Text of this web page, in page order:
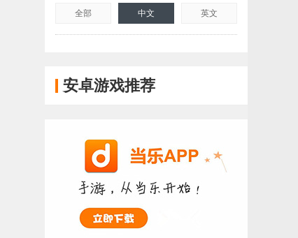
全部 中文 英文
安卓游戏推荐